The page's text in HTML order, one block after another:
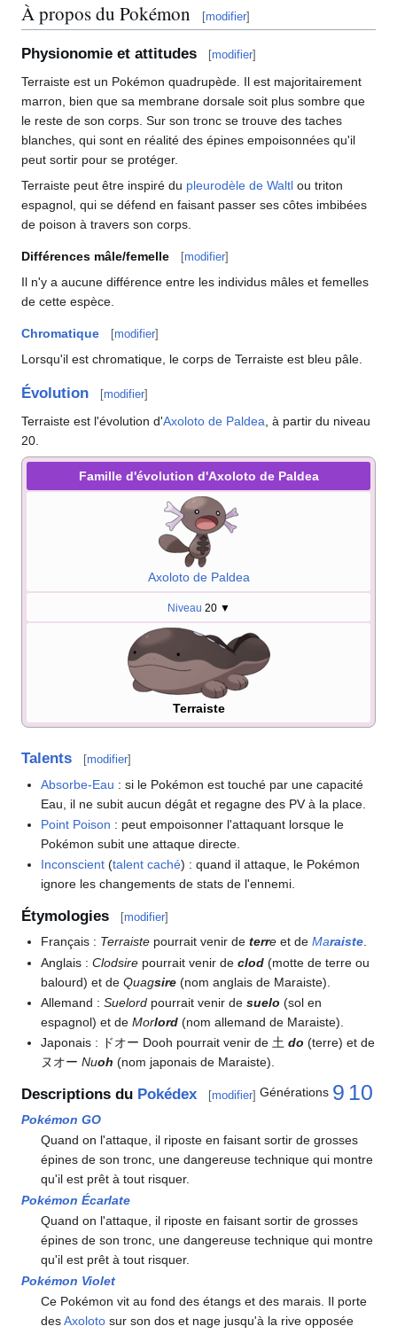
À propos du Pokémon [modifier]
Physionomie et attitudes [modifier]
Terraiste est un Pokémon quadrupède. Il est majoritairement
marron, bien que sa membrane dorsale soit plus sombre que
le reste de son corps. Sur son tronc se trouve des taches
blanches, qui sont en réalité des épines empoisonnées qu'il
peut sortir pour se protéger.
Terraiste peut être inspiré du pleurodèle de Waltl ou triton
espagnol, qui se défend en faisant passer ses côtes imbibées
de poison à travers son corps.
Différences mâle/femelle [modifier]
Il n'y a aucune différence entre les individus mâles et femelles
de cette espèce.
Chromatique [modifier]
Lorsqu'il est chromatique, le corps de Terraiste est bleu pâle.
Évolution [modifier]
Terraiste est l'évolution d'Axoloto de Paldea , à partir du niveau
20.
Famille d'évolution d'Axoloto de Paldea
Axoloto de Paldea
Niveau 20 ▼
Terraiste
Talents [modifier]
Absorbe-Eau : si le Pokémon est touché par une capacité
Eau, il ne subit aucun dégât et regagne des PV à la place.
Point Poison : peut empoisonner l'attaquant lorsque le
Pokémon subit une attaque directe.
Inconscient (talent caché) : quand il attaque, le Pokémon
ignore les changements de stats de l'ennemi.
Étymologies [modifier]
Français : Terraiste pourrait venir deterre et deMaraiste
Anglais :Clodsire pourrait venir declod (motte de terre ou
balourd) et deQuagsire (nom anglais de Maraiste).
Allemand :Suelord pourrait venir desuelo (sol en
espagnol) et deMorlord (nom allemand de Maraiste).
Japonais : ドオー Dooh pourrait venir de 土do (terre) et de
ヌオーNuoh (nom japonais de Maraiste).
Descriptions du Pokédex [modifier] Générations 9 10
Pokémon GO
Quand on l'attaque, il riposte en faisant sortir de grosses
épines de son tronc, une dangereuse technique qui montre
qu'il est prêt à tout risquer.
Pokémon Écarlate
Quand on l'attaque, il riposte en faisant sortir de grosses
épines de son tronc, une dangereuse technique qui montre
qu'il est prêt à tout risquer.
Pokémon Violet
Ce Pokémon vit au fond des étangs et des marais. Il porte
desAxoloto sur son dos et nage jusqu'à la rive opposée